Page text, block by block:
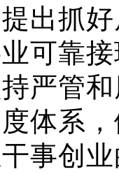
出抓
可靠
严管
体系
事创